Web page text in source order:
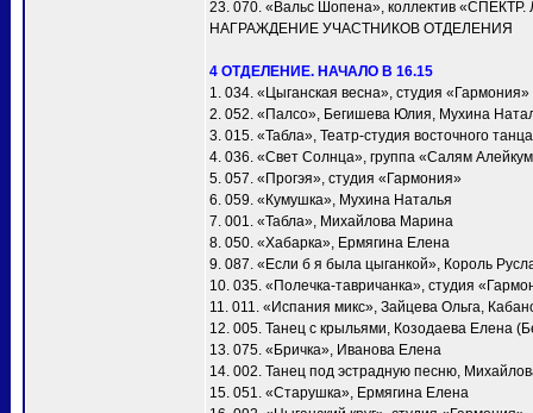
23. 070. «Вальс Шопена», коллектив «СПЕКТР.
НАГРАЖДЕНИЕ УЧАСТНИКОВ ОТДЕЛЕНИЯ
4 ОТДЕЛЕНИЕ. НАЧАЛО В 16.15
1. 034. «Цыганская весна», студия «Гармония»
2. 052. «Палсо», Бегишева Юлия, Мухина
3. 015. «Табла», Театр-студия восточного
4. 036. «Свет Солнца», группа «Салям
5. 057. «Прогэя», студия «Гармония»
6. 059. «Кумушка», Мухина Наталья
7. 001. «Taбла», Михайлова Марина
8. 050. «Хабарка», Ермягина Елена
9. 087. «Если б я была цыганкой», Король
10. 035. «Полечка-тавричанка», студия
11. 011. «Испания микс», Зайцева Ольга,
12. 005. Танец с крыльями, Козодаева Елена
13. 075. «Бричка», Иванова Елена
14. 002. Танец под эстрадную песню,
15. 051. «Старушка», Ермягина Елена